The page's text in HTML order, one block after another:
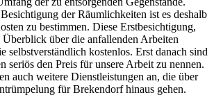
der Räumlichkeiten ist es deshalb
zu bestimmen. Diese Erstbesichtigung,
über die anfallenden Arbeiten
selbstverständlich kostenlos. Erst danach sind
seriös den Preis für unsere Arbeit zu nennen.
auch weitere Dienstleistungen an, die über
für Brekendorf hinaus gehen.